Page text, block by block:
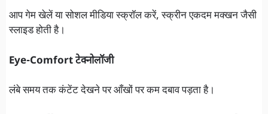
आप गेम खेलें या सोशल मीडिया स्क्रॉल करें, स्क्रीन एकदम मक्खन जैसी
स्लाइड होती है।
Eye-Comfort टेक्नोलॉजी
लंबे समय तक कंटेंट देखने पर आँखों पर कम दबाव पड़ता है।